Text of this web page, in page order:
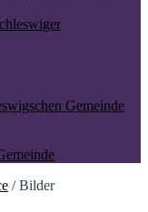
Gemeinde
/Bilder